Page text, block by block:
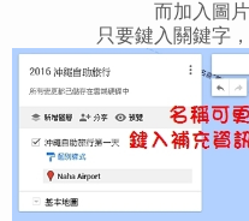
而加入圖
只要鍵入關鍵字